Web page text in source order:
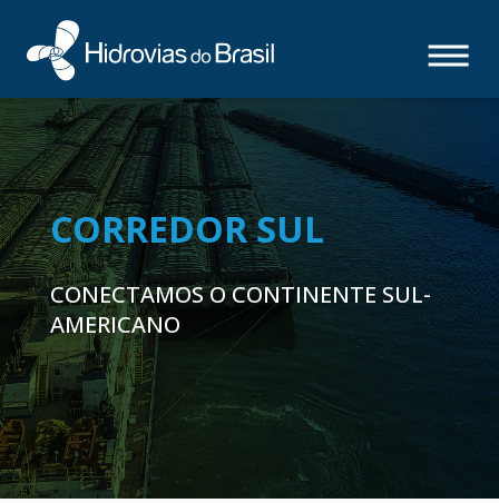
CORREDOR SUL
CONECTAMOS O CONTINENTE SUL-
AMERICANO